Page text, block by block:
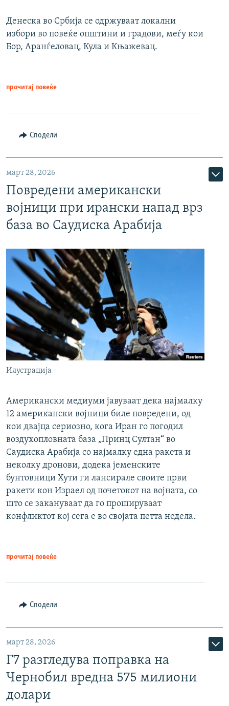
Денеска во Србија се одржуваат локални
избори во повеќе општини и градови, меѓу кои
Бор, Аранѓеловац, Кула и Књажевац.
прочитај повеќе
Сподели
март 28, 2026
Повредени американски
војници при ирански напад врз
база во Саудиска Арабија
Илустрација
Американски медиуми јавуваат дека најмалку
12 американски војници биле повредени, од
кои двајца сериозно, кога Иран го погодил
воздухопловната база „Принц Султан“ во
Саудиска Арабија со најмалку една ракета и
неколку дронови, додека јеменските
бунтовници Хути ги лансирале своите први
ракети кон Израел од почетокот на војната, со
што се закануваат да го прошируваат
конфликтот кој сега е во својата петта недела.
прочитај повеќе
Сподели
март 28, 2026
Г7 разгледува поправка на
Чернобил вредна 575 милиони
долари